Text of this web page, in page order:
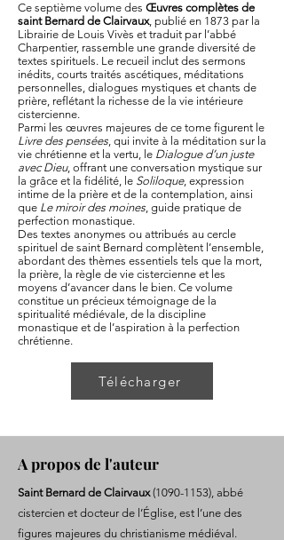
Ce septième volume des Œuvres complètes de
saint Bernard de Clairvaux, publié en 1873 par la
Librairie de Louis Vivès et traduit par l’abbé
Charpentier, rassemble une grande diversité de
textes spirituels. Le recueil inclut des sermons
inédits, courts traités ascétiques, méditations
personnelles, dialogues mystiques et chants de
prière, reflétant la richesse de la vie intérieure
cistercienne.
Parmi les œuvres majeures de ce tome figurent le
Livre des pensées, qui invite à la méditation sur la
vie chrétienne et la vertu, le Dialogue d’un juste
avec Dieu, offrant une conversation mystique sur
la grâce et la fidélité, le Soliloque, expression
intime de la prière et de la contemplation, ainsi
que Le miroir des moines, guide pratique de
perfection monastique.
Des textes anonymes ou attribués au cercle
spirituel de saint Bernard complètent l’ensemble,
abordant des thèmes essentiels tels que la mort,
la prière, la règle de vie cistercienne et les
moyens d’avancer dans le bien. Ce volume
constitue un précieux témoignage de la
spiritualité médiévale, de la discipline
monastique et de l’aspiration à la perfection
chrétienne.
Télécharger
A propos de l'auteur
Saint Bernard de Clairvaux(1090-1153), abbé
cistercien et docteur de l’Église, est l’une des
figures majeures du christianisme médiéval.